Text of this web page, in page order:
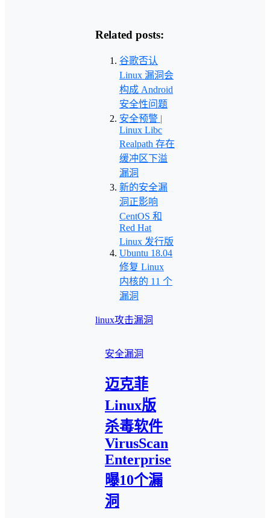
Related posts:
谷歌否认
Linux 漏洞会
构成 Android
安全性问题
安全预警 |
Linux Libc
Realpath 存在
缓冲区下溢
漏洞
新的安全漏
洞正影响
CentOS 和
Red Hat
Linux 发行版
Ubuntu 18.04
修复 Linux
内核的 11 个
漏洞
linux攻击漏洞
安全漏洞
迈克菲
Linux版
杀毒软件
VirusScan
Enterprise
曝10个漏
洞